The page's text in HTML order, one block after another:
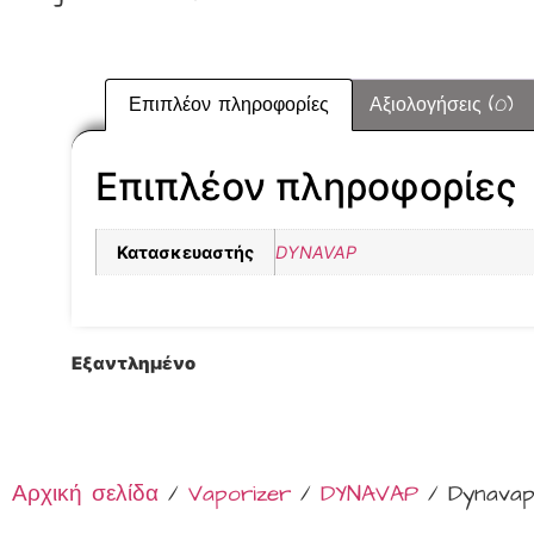
Επιπλέον πληροφορίες Αξιολογήσεις (0)
Επιπλέον πληροφορίες
Κατασκευαστής DYNAVAP
Εξαντλημένο
Αρχική σελίδα / Vaporizer / DYNAVAP /